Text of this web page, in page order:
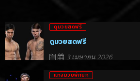
ดูมวยสดฟรี
ดูมวยสดฟรี
3 เมษายน 2026
แทงมวยพักยก